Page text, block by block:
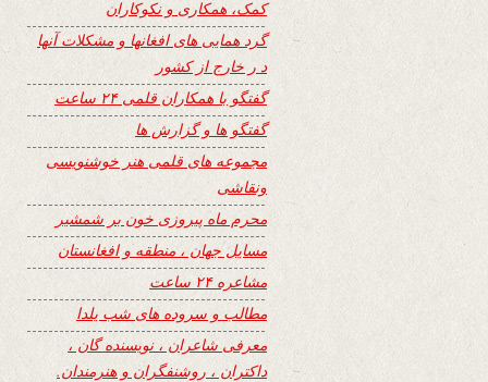
کمک، همکاری و نکوکاران
گرد همایی های افغانها و مشکلات آنها
د ر خارج از کشور
گفتگو با همکاران قلمی ۲۴ ساعت
گفتگو ها و گزارش ها
مجموعه های قلمی هنر خوشنویسی
ونقاشی
محرم ماه پیروزی خون بر شمشیر
مسایل جهان ، منطقه و افغانستان
مشاعره ۲۴ ساعت
مطالب و سروده های شب یلدا
معرفی شاعران ، نویسنده گان ،
داکتران ، روشنفگران و هنرمندان.